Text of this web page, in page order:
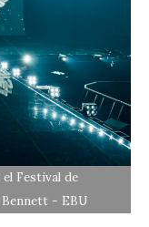
Festival de
Bennett - EBU